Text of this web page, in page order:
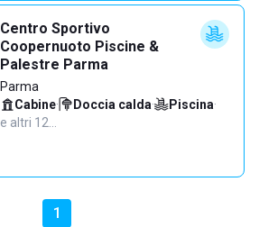
Centro Sportivo
Coopernuoto Piscine &
Palestre Parma
Parma
Cabine· Doccia calda· Piscina·
e altri 12…
1